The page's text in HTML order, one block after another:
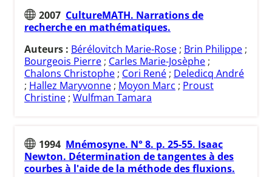
2007 CultureMATH. Narrations de
recherche en mathématiques.
Auteurs : Bérélovitch Marie-Rose ; Brin Philippe ;
Bourgeois Pierre ; Carles Marie-Josèphe ;
Chalons Christophe ; Cori René ; Deledicq André
; Hallez Maryvonne ; Moyon Marc ; Proust
Christine ; Wulfman Tamara
1994 Mnémosyne. N° 8. p. 25-55. Isaac
Newton. Détermination de tangentes à des
courbes à l'aide de la méthode des fluxions.